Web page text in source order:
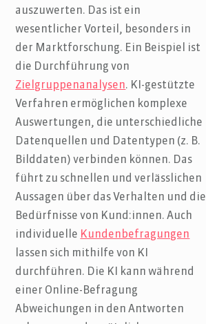
auszuwerten. Das ist ein
wesentlicher Vorteil, besonders in
der Marktforschung. Ein Beispiel ist
die Durchführung von
Zielgruppenanalysen. KI-gestützte
Verfahren ermöglichen komplexe
Auswertungen, die unterschiedliche
Datenquellen und Datentypen (z. B.
Bilddaten) verbinden können. Das
führt zu schnellen und verlässlichen
Aussagen über das Verhalten und die
Bedürfnisse von Kund:innen. Auch
individuelle Kundenbefragungen
lassen sich mithilfe von KI
durchführen. Die KI kann während
einer Online-Befragung
Abweichungen in den Antworten